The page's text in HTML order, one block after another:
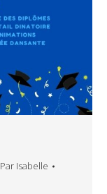
Par Isabelle